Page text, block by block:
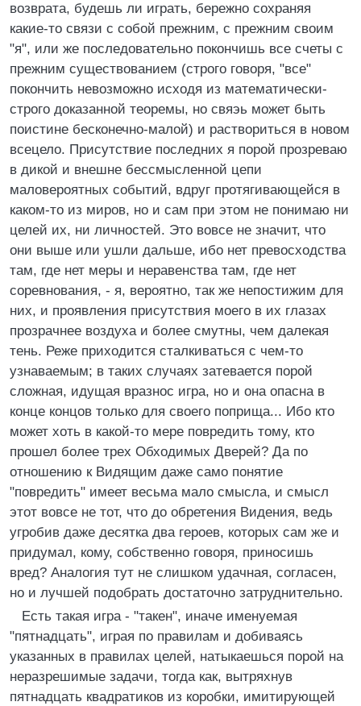
возврата, будешь ли играть, бережно сохраняя
какие-то связи с собой прежним, с прежним своим
"я", или же последовательно покончишь все счеты с
прежним существованием (строго говоря, "все"
покончить невозможно исходя из математически-
строго доказанной теоремы, но свяэь может быть
поистине бесконечно-малой) и раствориться в новом
всецело. Присутствие последних я порой прозреваю
в дикой и внешне бессмысленной цепи
маловероятных событий, вдруг протягивающейся в
каком-то из миров, но и сам при этом не понимаю ни
целей их, ни личностей. Это вовсе не значит, что
они выше или ушли дальше, ибо нет превосходства
там, где нет меры и неравенства там, где нет
соревнования, - я, вероятно, так же непостижим для
них, и проявления присутствия моего в их глазах
прозрачнее воздуха и более смутны, чем далекая
тень. Реже приходится сталкиваться с чем-то
узнаваемым; в таких случаях затевается порой
сложная, идущая вразнос игра, но и она опасна в
конце концов только для своего поприща... Ибо кто
может хоть в какой-то мере повредить тому, кто
прошел более трех Обходимых Дверей? Да по
отношению к Видящим даже само понятие
"повредить" имеет весьма мало смысла, и смысл
этот вовсе не тот, что до обретения Видения, ведь
угробив даже десятка два героев, которых сам же и
придумал, кому, собственно говоря, приносишь
вред? Аналогия тут не слишком удачная, согласен,
но и лучшей подобрать достаточно затруднительно.
Есть такая игра - "такен", иначе именуемая
"пятнадцать", играя по правилам и добиваясь
указанных в правилах целей, натыкаешься порой на
неразрешимые задачи, тогда как, вытряхнув
пятнадцать квадратиков из коробки, имитирующей